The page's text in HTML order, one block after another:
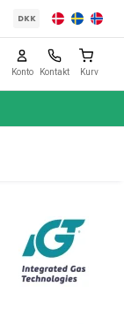
DKK
Konto Kontakt Kurv